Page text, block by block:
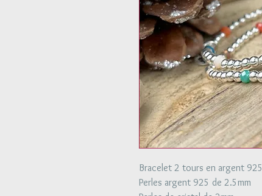
Bracelet 2 tours en argent 925
Perles argent 925 de 2.5mm